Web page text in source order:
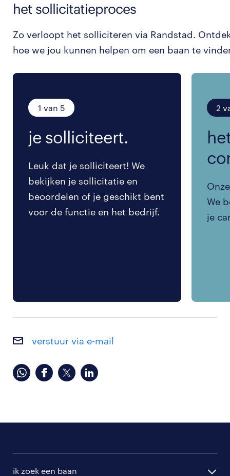
het sollicitatieproces
Zo verloopt het solliciteren via Randstad.
hoe we jou kunnen helpen om een baan te
1 van 5
je solliciteert.
Leuk dat je solliciteert! We
bekijken je sollicitatie en
beoordelen of je geschikt bent
voor de functie en het bedrijf.
2
We
je
verstuur via e-mail
ik zoek een baan